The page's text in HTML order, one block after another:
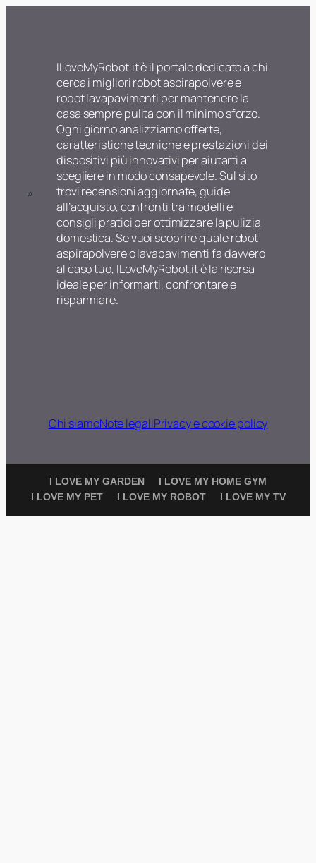
ILoveMyRobot.it è il portale dedicato a chi
cerca i migliori robot aspirapolvere e
robot lavapavimenti per mantenere la
casa sempre pulita con il minimo sforzo.
Ogni giorno analizziamo offerte,
caratteristiche tecniche e prestazioni dei
dispositivi più innovativi per aiutarti a
scegliere in modo consapevole. Sul sito
trovi recensioni aggiornate, guide
all’acquisto, confronti tra modelli e
consigli pratici per ottimizzare la pulizia
domestica. Se vuoi scoprire quale robot
aspirapolvere o lavapavimenti fa davvero
al caso tuo, ILoveMyRobot.it è la risorsa
ideale per informarti, confrontare e
risparmiare.
Chi siamoNote legaliPrivacy e cookie policy
I LOVE MY GARDEN
I LOVE MY HOME GYM
I LOVE MY PET
I LOVE MY ROBOT I LOVE MY TV